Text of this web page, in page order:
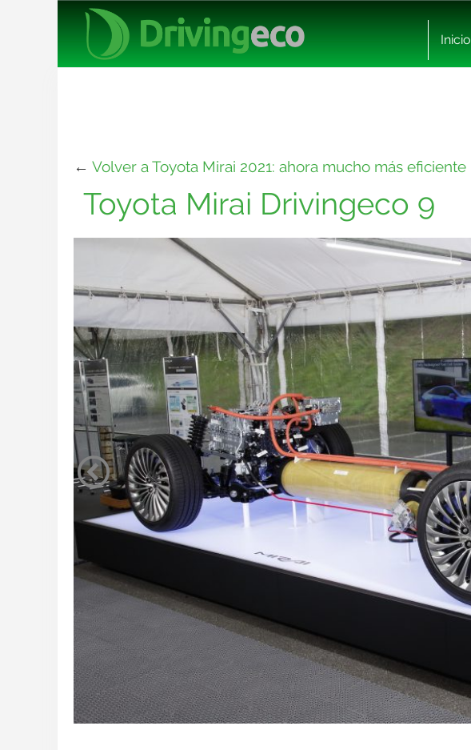
Inicio
← Volver a Toyota Mirai 2021: ahora mucho más eficiente
Toyota Mirai Drivingeco 9